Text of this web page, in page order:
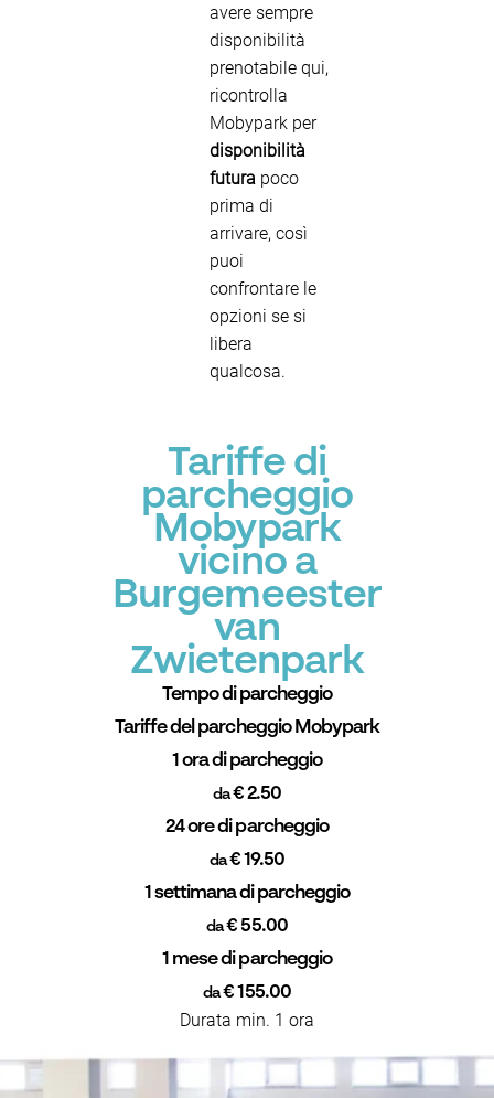
avere sempre
disponibilità
prenotabile qui,
ricontrolla
Mobypark per
disponibilità
futura poco
prima di
arrivare, così
puoi
confrontare le
opzioni se si
libera
qualcosa.
Tariffe di
parcheggio
Mobypark
vicino a
Burgemeester
van
Zwietenpark
Tempo di parcheggio
Tariffe del parcheggio Mobypark
1 ora di parcheggio
da€ 2.50
24 ore di parcheggio
da€ 19.50
1 settimana di parcheggio
da€ 55.00
1 mese di parcheggio
da€ 155.00
Durata min. 1 ora